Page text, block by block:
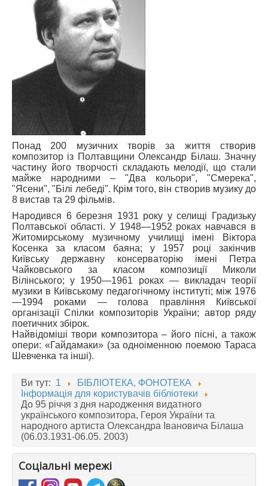
МИСТЕЦЬКА ШКОЛА ПРИ ХМФК
Понад 200 музичних творів за життя створив
композитор із Полтавщини Олександр Білаш. Значну
частину його творчості складають мелодії, що стали
майже народними – "Два кольори", "Смерека",
"Ясени", "Білі лебеді". Крім того, він створив музику до
8 вистав та 29 фільмів.
Народився 6 березня 1931 року у селищі Градизьку
Полтавської області. У 1948—1952 роках навчався в
Житомирському музичному училищі імені Віктора
Косенка за класом баяна; у 1957 році закінчив
Київську державну консерваторію імені Петра
Чайковського за класом композиції Миколи
Вілінського; у 1950—1961 роках — викладач теорії
музики в Київському педагогічному інституті; між 1976
—1994 роками — голова правління Київської
організації Спілки композиторів України; автор ряду
поетичних збірок.
Найвідоміші твори композитора – його пісні, а також
опери: «Гайдамаки» (за одноіменною поемою Тараса
Шевченка та інші).
Ви тут: 1
БІБЛІОТЕКА, ФОНОТЕКА
Інформація для користувачів бібліотеки
До 95 річчя з дня народження видатного
українського композитора, Героя України та
народного артиста Олександра Івановича Білаша
(06.03.1931-06.05. 2003)
Соціальні мережі